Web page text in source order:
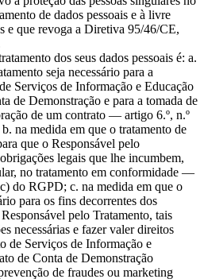
de dados pessoais e à livre
e que revoga a Diretiva 95/46/CE,
dos seus dados pessoais é: a.
seja necessário para a
Serviços de Informação e Educação
de Demonstração e para a tomada de
de um contrato — artigo 6.º, n.º
na medida em que o tratamento de
que o Responsável pelo
legais que lhe incumbem,
no tratamento em conformidade —
do RGPD; c. na medida em que o
para os fins decorrentes dos
pelo Tratamento, tais
necessárias e fazer valer direitos
de Serviços de Informação e
de Conta de Demonstração
de fraudes ou marketing